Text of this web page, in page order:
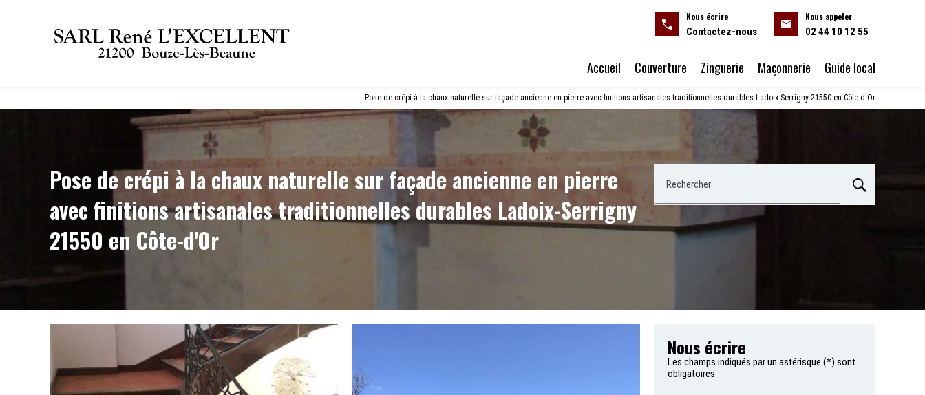
Nous écrire
Contactez-nous
Nous appeler
02 44 10 12 55
Accueil Couverture Zinguerie Maçonnerie Guide local
Pose de crépi à la chaux naturelle sur façade ancienne en pierre avec finitions artisanales traditionnelles durables Ladoix-Serrigny 21550 en Côte-d'Or
Pose de crépi à la chaux naturelle sur façade ancienne en pierre
avec finitions artisanales traditionnelles durables Ladoix-Serrigny
21550 en Côte-d'Or
Rechercher
Nous écrire
Les champs indiqués par un astérisque (*) sont
obligatoires